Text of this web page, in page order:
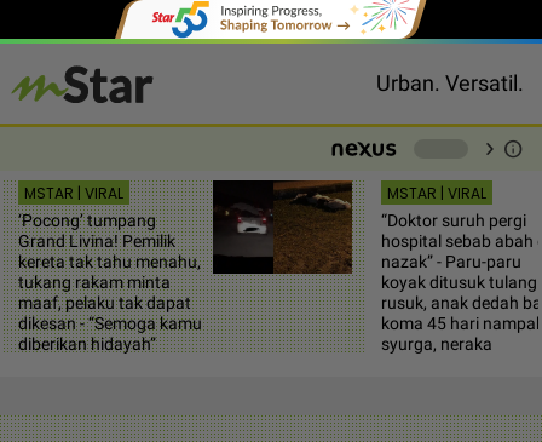
Urban. Versatil.
chevron_right info
MSTAR | VIRAL
‘Pocong’ tumpang
Grand Livina! Pemilik
kereta tak tahu menahu,
tukang rakam minta
maaf, pelaku tak dapat
dikesan - “Semoga kamu
diberikan hidayah”
MSTAR | VIRAL
“Doktor suruh pergi
hospital sebab abah
nazak” - Paru-paru
koyak ditusuk tulang
rusuk, anak dedah
koma 45 hari
syurga, neraka